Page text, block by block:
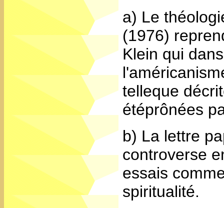
a) Le
(1976)
Klein qui
telleque
étéprônées
b) La lettre
controverse
essais
spiritualité.